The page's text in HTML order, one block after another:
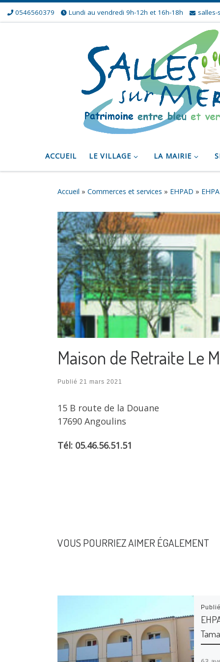
Skip to content
0546560379 Lundi au vendredi 9h-12h et 16h-18h
ACCUEIL LE VILLAGE LA MAIRIE
Accueil » Commerces et services » EHPAD »
Maison de Retraite Le
Publié 21 mars 2021
15 B route de la Douane
17690 Angoulins
Tél: 05.46.56.51.51
VOUS POURRIEZ AIMER ÉGALEMENT
Publié